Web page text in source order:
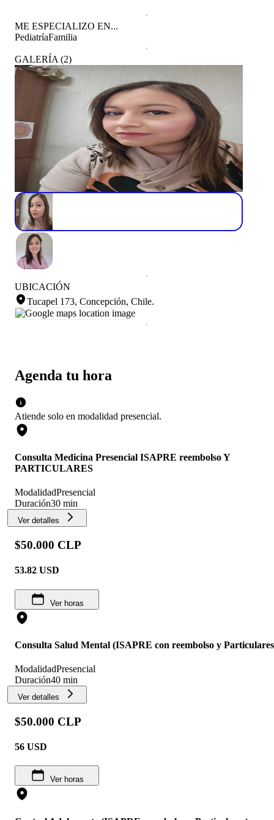
Agenda tu hora
Atiende solo en modalidad presencial.
Consulta Medicina Presencial ISAPRE reembolso Y
PARTICULARES
ModalidadPresencial
Duración30 min
Ver detalles
$50.000 CLP
53.82 USD
Ver horas
Consulta Salud Mental (ISAPRE con reembolso y
ModalidadPresencial
Duración40 min
Ver detalles
$50.000 CLP
56 USD
Ver horas
ME ESPECIALIZO EN...
PediatríaFamilia
GALERÍA (2)
UBICACIÓN
Tucapel 173, Concepción, Chile.